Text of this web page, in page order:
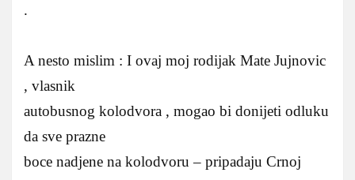
.
A nesto mislim : I ovaj moj rodijak Mate Jujnovic
, vlasnik
autobusnog kolodvora , mogao bi donijeti odluku
da sve prazne
boce nadjene na kolodvoru – pripadaju Crnoj